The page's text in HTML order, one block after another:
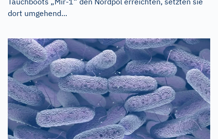
dort umgehend...